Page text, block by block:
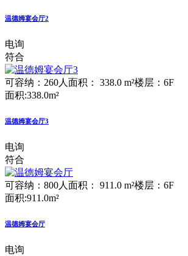
温德姆宴会厅2
电询
符合
可容纳：260人 面积： 338.0 m²楼层：6F
面积:338.0m²
温德姆宴会厅3
电询
符合
可容纳：800人 面积： 911.0 m²楼层：6F
面积:911.0m²
温德姆宴会厅
电询